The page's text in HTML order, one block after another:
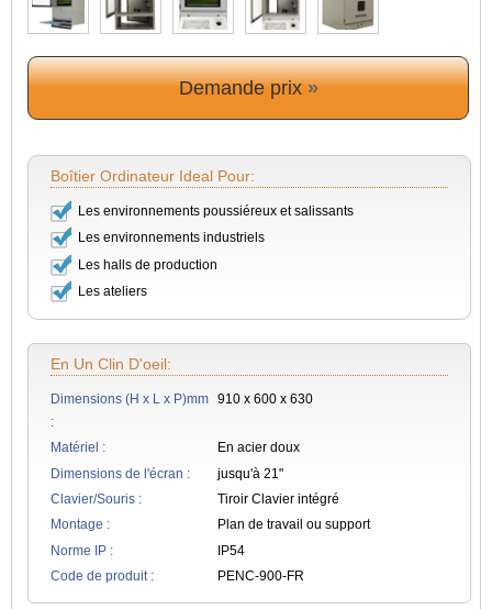
Demande prix»
Boîtier Ordinateur Ideal Pour:
Les environnements poussiéreux et salissants
Les environnements industriels
Les halls de production
Les ateliers
En Un Clin D'oeil:
Dimensions (H x L x P)mm
:
910 x 600 x 630
Matériel :
En acier doux
Dimensions de l'écran :
jusqu'à 21"
Clavier/Souris :
Tiroir Clavier intégré
Montage :
Plan de travail ou support
Norme IP :
IP54
Code de produit :
PENC-900-FR